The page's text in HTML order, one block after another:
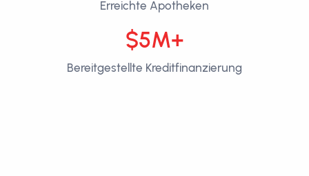
Erreichte Apotheken
$5M+
Bereitgestellte Kreditfinanzierung